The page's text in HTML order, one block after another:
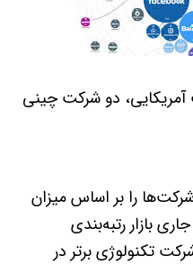
دو شرکت چینی
که سالانه شرکت‌ها را بر اساس میزان
بازار رتبه‌بندی
به تهیه فهرستی از ۱۰ شرکت تکنولوژی برتر در